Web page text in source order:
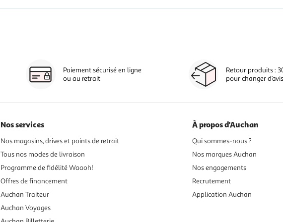
Paiement sécurisé en ligne
ou au retrait
Retour produits :
pour changer
Nos services
Nos magasins, drives et points de retrait
Tous nos modes de livraison
Programme de fidélité Waaoh!
Offres de financement
Auchan Traiteur
Auchan Voyages
À propos d'Auchan
Qui sommes-nous ?
Nos marques Auchan
Nos engagements
Recrutement
Application Auchan